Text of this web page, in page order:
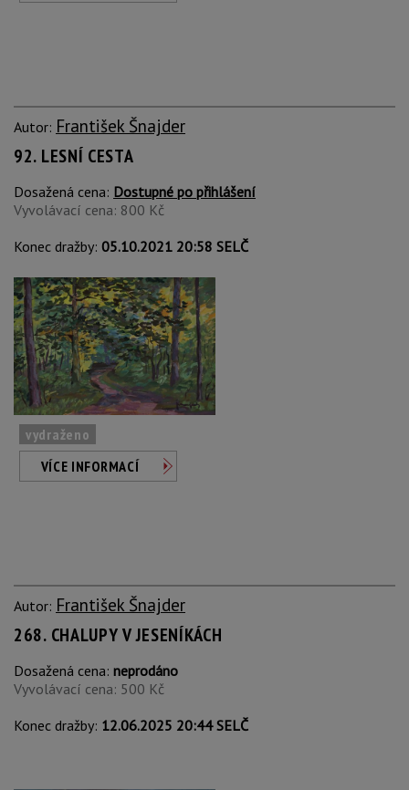
Autor: František Šnajder
92. LESNÍ CESTA
Dosažená cena: Dostupné po přihlášení
Vyvolávací cena: 800 Kč
Konec dražby: 05.10.2021 20:58 SELČ
vydraženo
VÍCE INFORMACÍ
Autor: František Šnajder
268. CHALUPY V JESENÍKÁCH
Dosažená cena: neprodáno
Vyvolávací cena: 500 Kč
Konec dražby: 12.06.2025 20:44 SELČ